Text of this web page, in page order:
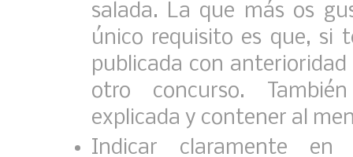
salada. La que más os
único requisito es que, si
publicada con
otro concurso.
explicada y contener al
Indicar claramente